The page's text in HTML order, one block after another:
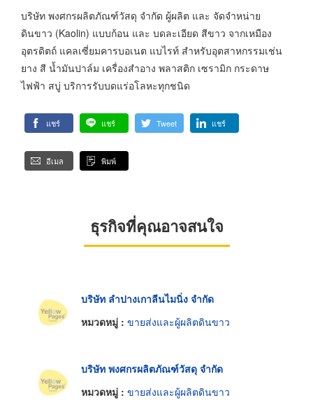
บริษัท พงศกรผลิตภัณฑ์วัสดุ จำกัด ผู้ผลิต และ จัดจำหน่าย
ดินขาว (Kaolin) แบบก้อน และ บดละเอียด สีขาว จากเหมือง
อุตรดิตถ์ แคลเซี่ยมคารบอเนต แบไรท์ สำหรับอุตสาหกรรมเช่น
ยาง สี น้ำมันปาล์ม เครื่องสำอาง พลาสติก เซรามิก กระดาษ
ไฟฟ้า สบู่ บริการรับบดแร่อโลหะทุกชนิด
แชร์ แชร์ Tweet แชร์
อีเมล พิมพ์
ธุรกิจที่คุณอาจสนใจ
บริษัท ลำปางเกาลีนไมนิ่ง จำกัด
หมวดหมู่ : ขายส่งและผู้ผลิตดินขาว
บริษัท พงศกรผลิตภัณฑ์วัสดุ จำกัด
หมวดหมู่ : ขายส่งและผู้ผลิตดินขาว